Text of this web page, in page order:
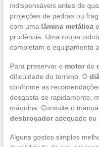
indispensáveis antes de
projeções de pedras ou
com uma lâmina metálica
prudência. Uma roupa
completam o equipamento
Para preservar o motordo
dificuldade do terreno. O
conforme as
desgasta-se rapidamente;
máquina. Consulte o
desbroçadoradequado ou
Alguns gestos simples